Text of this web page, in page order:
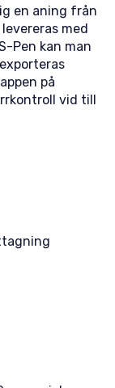
en aning från
med
Pen kan man
på
vid till